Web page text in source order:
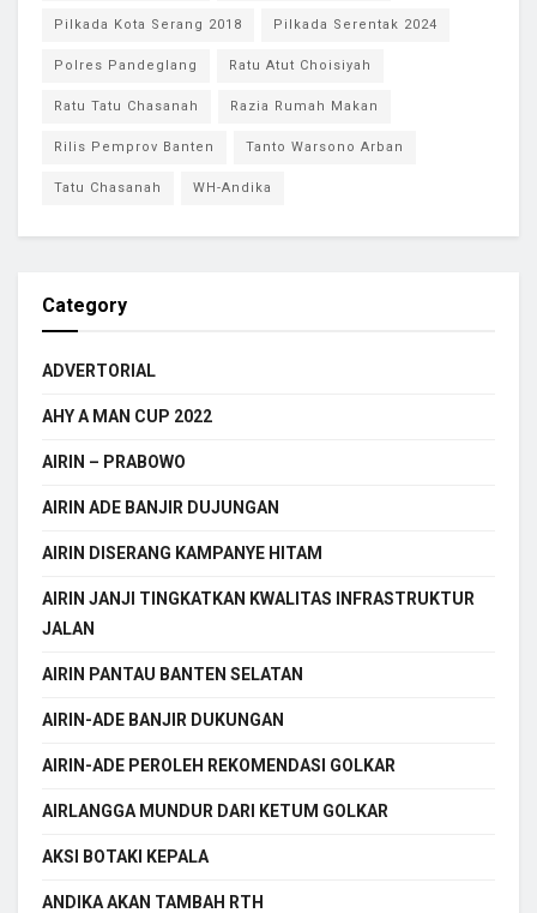
Pilkada Kota Serang 2018 Pilkada Serentak 2024
Polres Pandeglang Ratu Atut Choisiyah
Ratu Tatu Chasanah Razia Rumah Makan
Rilis Pemprov Banten Tanto Warsono Arban
Tatu Chasanah WH-Andika
Category
ADVERTORIAL
AHY A MAN CUP 2022
AIRIN – PRABOWO
AIRIN ADE BANJIR DUJUNGAN
AIRIN DISERANG KAMPANYE HITAM
AIRIN JANJI TINGKATKAN KWALITAS INFRASTRUKTUR
JALAN
AIRIN PANTAU BANTEN SELATAN
AIRIN-ADE BANJIR DUKUNGAN
AIRIN-ADE PEROLEH REKOMENDASI GOLKAR
AIRLANGGA MUNDUR DARI KETUM GOLKAR
AKSI BOTAKI KEPALA
ANDIKA AKAN TAMBAH RTH